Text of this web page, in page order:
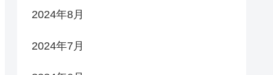
2024年8月
2024年7月